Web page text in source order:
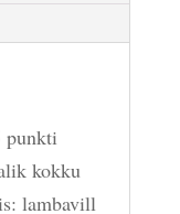
punkti
kokku
lambavill